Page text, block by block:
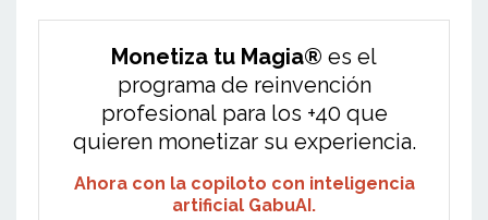
Monetiza tu Magia® es el
programa de reinvención
profesional para los +40 que
quieren monetizar su experiencia.
Ahora con la copiloto con inteligencia
artificial GabuAI.